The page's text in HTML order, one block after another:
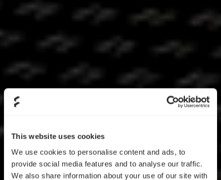
This website uses cookies
We use cookies to personalise content and ads, to
provide social media features and to analyse our traffic.
We also share information about your use of our site with